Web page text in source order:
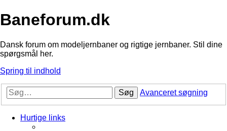
Baneforum.dk
Dansk forum om modeljernbaner og rigtige jernbaner. Stil dine
spørgsmål her.
Spring til indhold
Søg Avanceret søgning
Hurtige links